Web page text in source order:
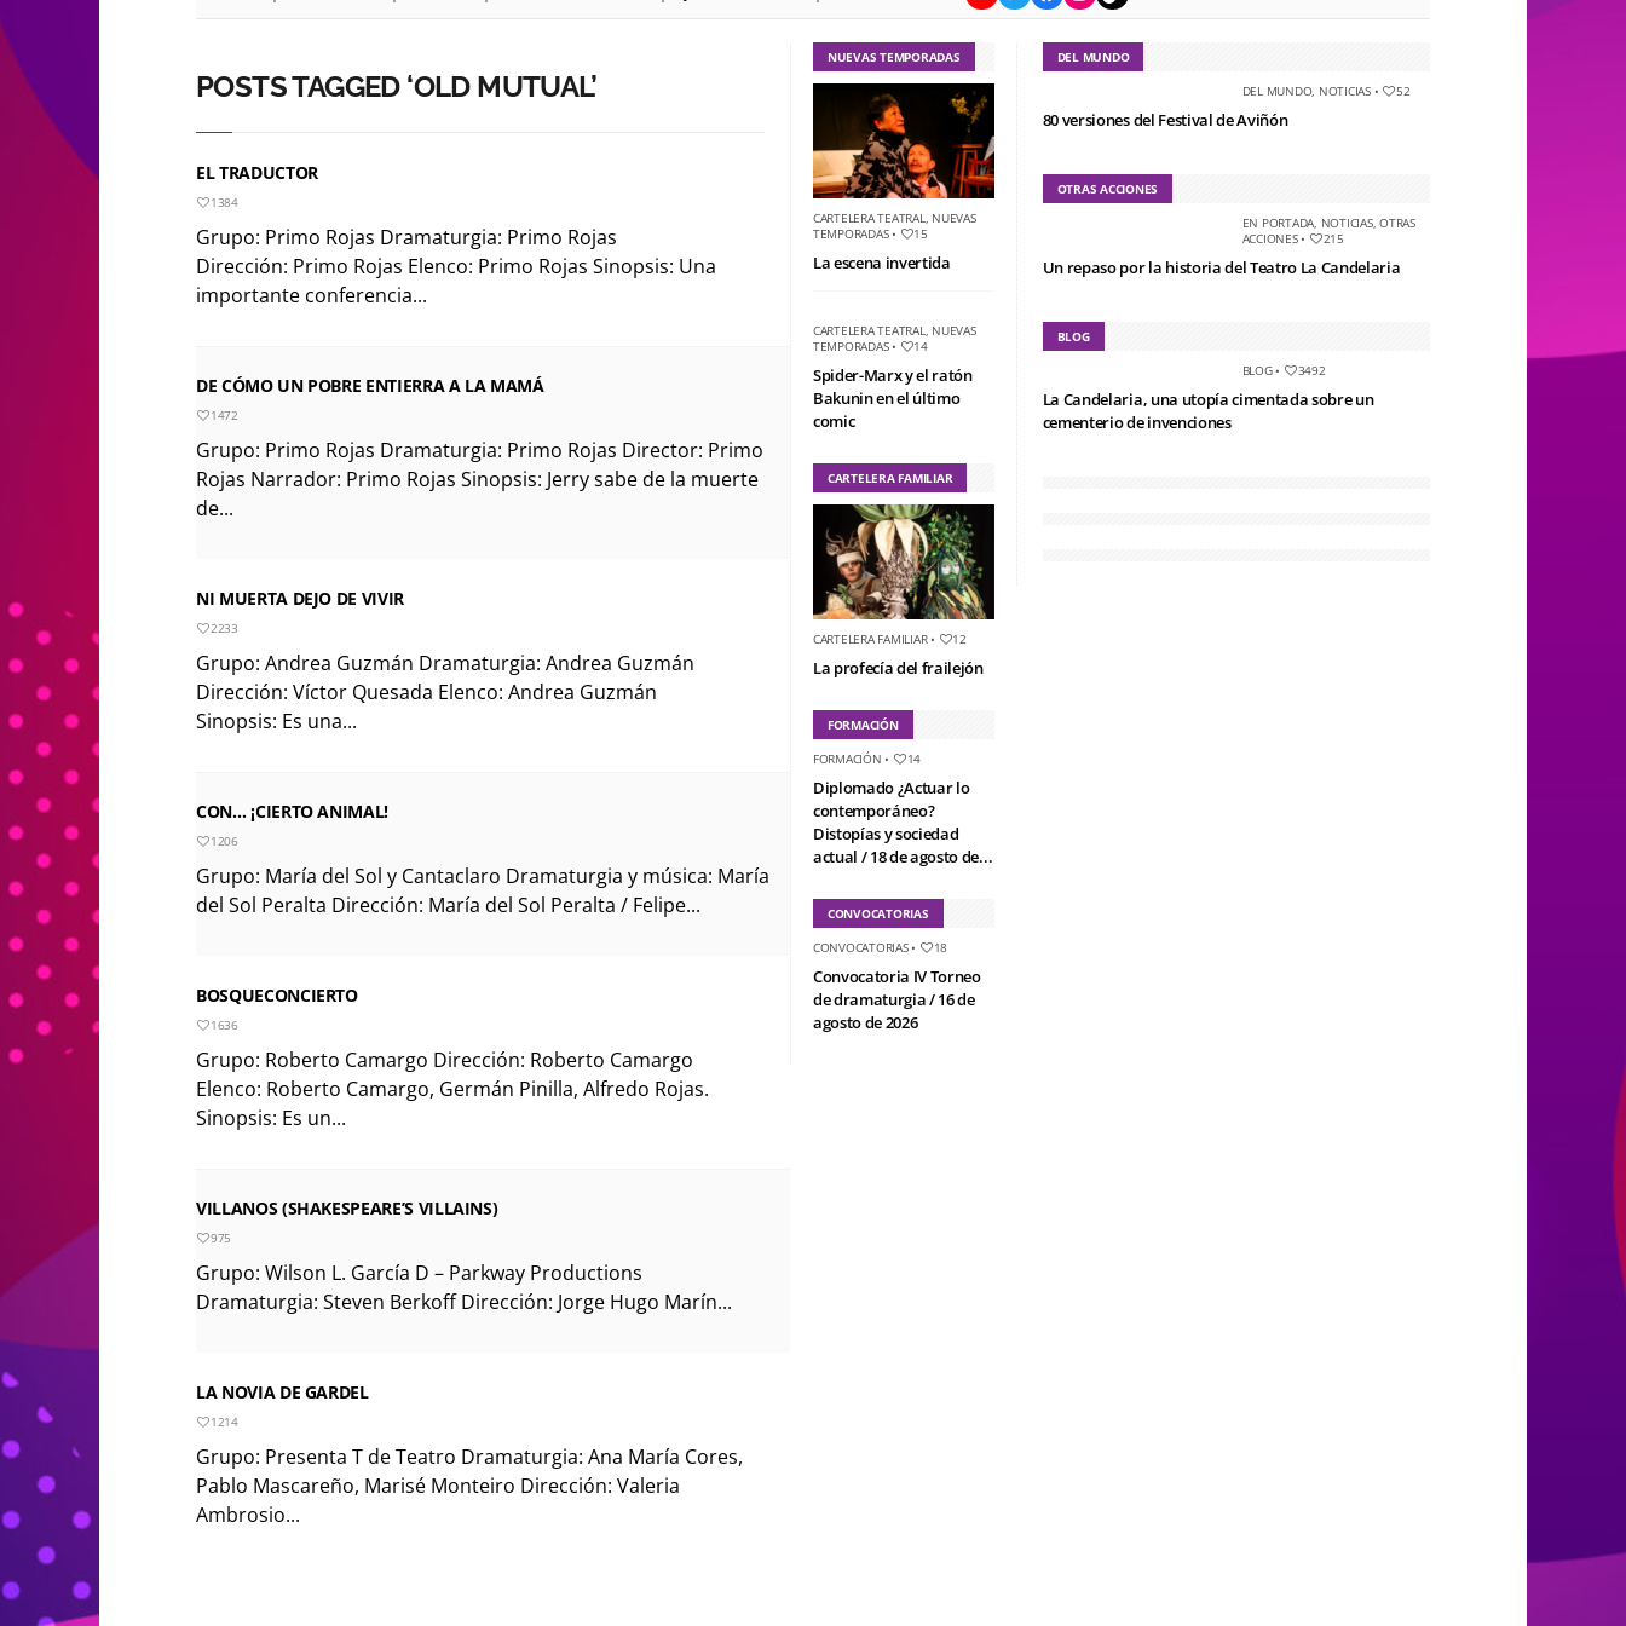
POSTS TAGGED ‘OLD MUTUAL’
EL TRADUCTOR
1384
Grupo: Primo Rojas Dramaturgia: Primo Rojas
Dirección: Primo Rojas Elenco: Primo Rojas Sinopsis: Una
importante conferencia...
DE CÓMO UN POBRE ENTIERRA A LA MAMÁ
1472
Grupo: Primo Rojas Dramaturgia: Primo Rojas Director: Primo
Rojas Narrador: Primo Rojas Sinopsis: Jerry sabe de la muerte
de...
NI MUERTA DEJO DE VIVIR
2233
Grupo: Andrea Guzmán Dramaturgia: Andrea Guzmán
Dirección: Víctor Quesada Elenco: Andrea Guzmán
Sinopsis: Es una...
CON… ¡CIERTO ANIMAL!
1206
Grupo: María del Sol y Cantaclaro Dramaturgia y música: María
del Sol Peralta Dirección: María del Sol Peralta / Felipe...
BOSQUECONCIERTO
1636
Grupo: Roberto Camargo Dirección: Roberto Camargo
Elenco: Roberto Camargo, Germán Pinilla, Alfredo Rojas.
Sinopsis: Es un...
VILLANOS (SHAKESPEARE’S VILLAINS)
975
Grupo: Wilson L. García D – Parkway Productions
Dramaturgia: Steven Berkoff Dirección: Jorge Hugo Marín...
LA NOVIA DE GARDEL
1214
Grupo: Presenta T de Teatro Dramaturgia: Ana María Cores,
Pablo Mascareño, Marisé Monteiro Dirección: Valeria
Ambrosio...
NUEVAS TEMPORADAS
CARTELERA TEATRAL, NUEVAS
TEMPORADAS• 15
La escena invertida
CARTELERA TEATRAL, NUEVAS
TEMPORADAS• 14
Spider-Marx y el ratón
Bakunin en el último
comic
CARTELERA FAMILIAR
CARTELERA FAMILIAR• 12
La profecía del frailejón
FORMACIÓN
FORMACIÓN • 14
Diplomado ¿Actuar lo
contemporáneo?
Distopías y sociedad
actual / 18 de agosto de...
CONVOCATORIAS
CONVOCATORIAS• 18
Convocatoria IV Torneo
de dramaturgia / 16 de
agosto de 2026
DEL MUNDO
DEL MUNDO, NOTICIAS• 52
80 versiones del Festival de Aviñón
OTRAS ACCIONES
EN PORTADA, NOTICIAS,OTRAS
ACCIONES• 215
Un repaso por la historia del Teatro La Candelaria
BLOG
BLOG• 3492
La Candelaria, una utopía cimentada sobre un
cementerio de invenciones